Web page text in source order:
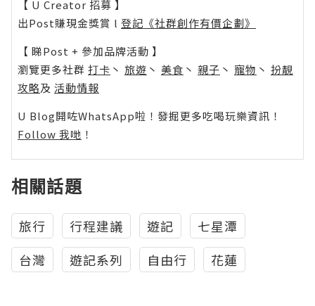
【 U Creator 招募 】
出Post賺現金獎賞 l 登記《社群創作有價企劃》
【 睇Post + 參加品牌活動 】
瀏覽更多社群 打卡 丶 旅遊 丶 美食 丶 親子 丶 寵物 丶 扮靚
攻略及 活動情報
U Blog開咗WhatsApp啦！發掘更多吃喝玩樂資訊！
Follow 我哋 ！
相關話題
旅行 行程建議 遊記
七星潭
台灣
遊記系列 自由行 花蓮